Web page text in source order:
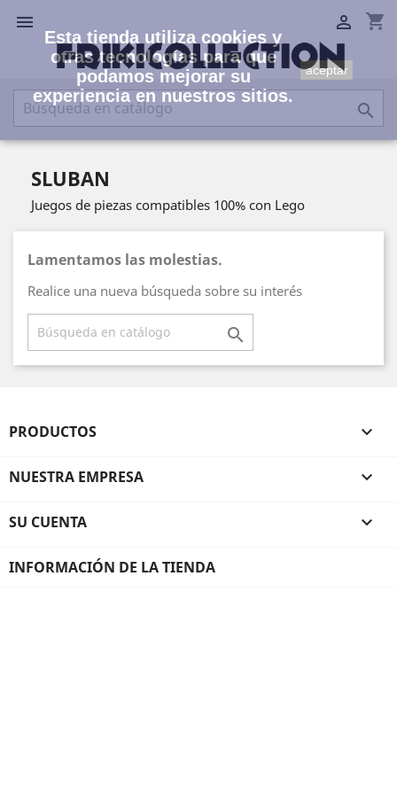
 shopping_cart


SLUBAN
Juegos de piezas compatibles 100% con Lego
Lamentamos las molestias.
Realice una nueva búsqueda sobre su interés

PRODUCTOS 
NUESTRA EMPRESA 
SU CUENTA 
INFORMACIÓN DE LA TIENDA
Esta tienda utiliza cookies y
otras tecnologías para que
podamos mejorar su
experiencia en nuestros sitios.
aceptar